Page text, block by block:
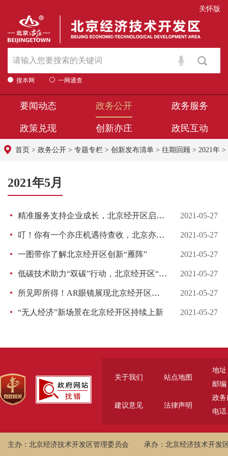
关怀版
搜本网 一网通查
要闻动态 政务公开 政务服务
政策兑现 创新亦庄 政民互动
首页 > 政务公开 > 专题专栏 > 创新发布清单 > 往期回顾 > 2021年 >
2021年5月
精准服务支持企业成长，北京经开区启动高科技高成长企业倍增计划 2021-05-27
叮！你有一个亦庄机遇待查收，北京亦庄创新发布企业报名进行中 2021-05-27
一图带你了解北京经开区创新“雁阵” 2021-05-27
低碳技术助力“双碳”行动，北京经开区“无废城市”建设获产业支撑 2021-05-27
所见即所得！AR眼镜展现北京经开区科文融合实力 2021-05-27
“无人经济”新场景在北京经开区持续上新 2021-05-27
关于我们 站点地图
建议意见 法律声明
地址
邮编
政务
电话
主办：北京经济技术开发区管理委员会 承办：北京经济技术开发